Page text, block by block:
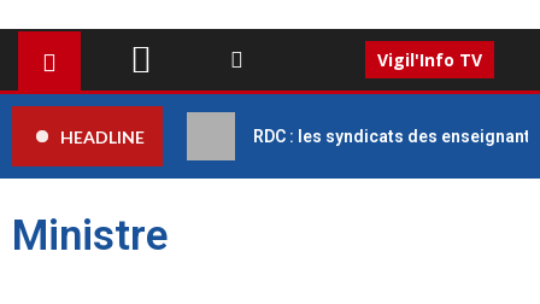
Vigil'Info TV
HEADLINE RDC : les syndicats des
Ministre